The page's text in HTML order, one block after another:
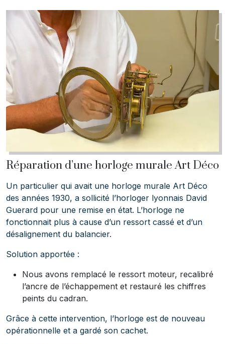
Réparation d’une horloge murale Art Déco
Un particulier qui avait une horloge murale Art Déco
des années 1930, a sollicité l’horloger lyonnais David
Guerard pour une remise en état. L’horloge ne
fonctionnait plus à cause d’un ressort cassé et d’un
désalignement du balancier.
Solution apportée :
Nous avons remplacé le ressort moteur, recalibré
l’ancre de l’échappement et restauré les chiffres
peints du cadran.
Grâce à cette intervention, l’horloge est de nouveau
opérationnelle et a gardé son cachet.